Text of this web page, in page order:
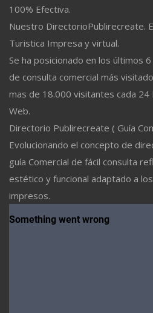
100% Efectiva.
Nuestro DirectorioPublirecreate.
Turistica Impresa y virtual.
Se ha posicionado en los últimos
de consulta comercial más
mas de 18.000 visitantes cada
Web.
Directorio Publirecreate ( Guía
Evolucionando el concepto de
guía Comercial de fácil consulta
estético y funcional adaptado a
impresos.